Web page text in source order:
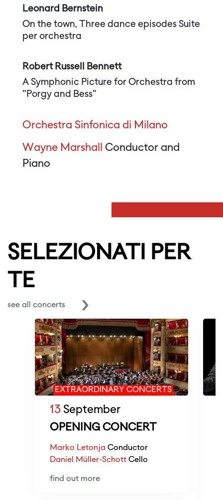
Leonard Bernstein
On the town, Three dance episodes Suite
per orchestra
Robert Russell Bennett
A Symphonic Picture for Orchestra from
"Porgy and Bess"
Orchestra Sinfonica di Milano
Wayne Marshall
Conductor and
Piano
SELEZIONATI PER
TE
see all concerts
EXTRAORDINARY CONCERTS
13 September
OPENING CONCERT
Marko Letonja Conductor
Daniel Müller-Schott Cello
find out more